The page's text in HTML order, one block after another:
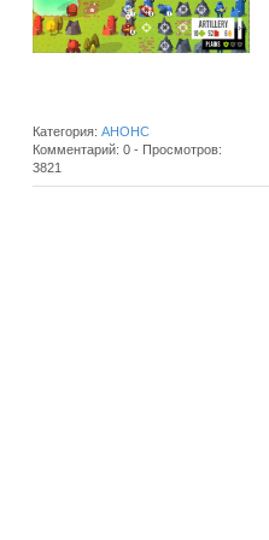
Категория: АНОНС
Комментарий: 0 - Просмотров:
3821